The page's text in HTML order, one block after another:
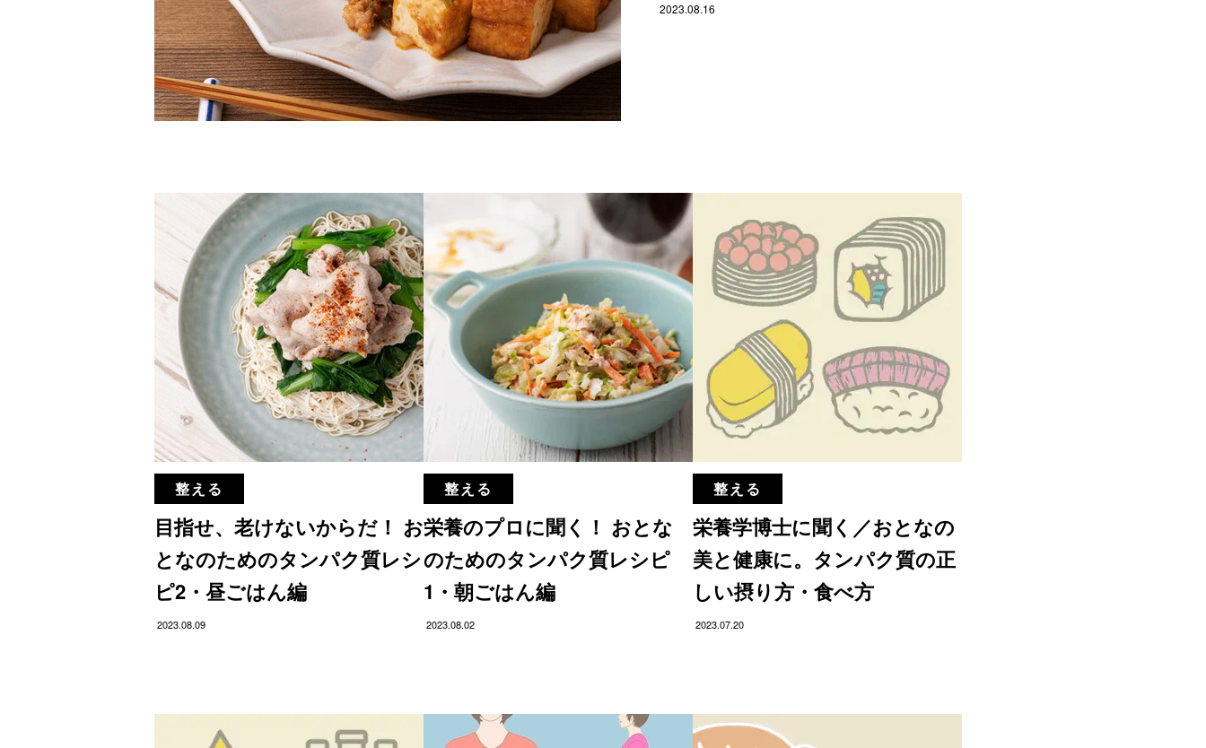
2023.08.16
整える
目指せ、老けないからだ！ お
となのためのタンパク質レシ
ピ2・昼ごはん編
2023.08.09
整える
栄養のプロに聞く！ おとな
のためのタンパク質レシピ
1・朝ごはん編
2023.08.02
整える
栄養学博士に聞く／おとなの
美と健康に。タンパク質の正
しい摂り方・食べ方
2023.07.20